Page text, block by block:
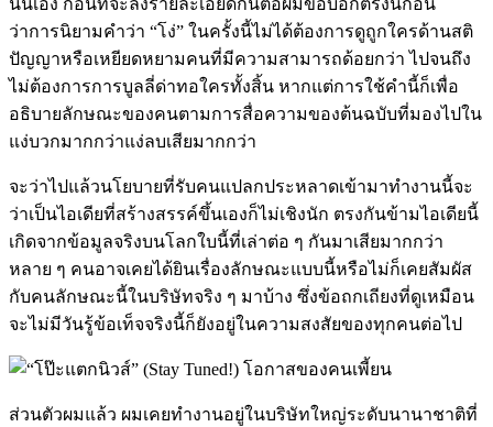
ว่าการนิยามคำว่า “โง่” ในครั้งนี้ไม่ได้ต้องการดูถูกใครด้านสติ
ปัญญาหรือเหยียดหยามคนที่มีความสามารถด้อยกว่า ไปจนถึง
ไม่ต้องการการบูลลี่ด่าทอใครทั้งสิ้น หากแต่การใช้คำนี้ก็เพื่อ
อธิบายลักษณะของคนตามการสื่อความของต้นฉบับที่มองไปใน
แง่บวกมากกว่าแง่ลบเสียมากกว่า
จะว่าไปแล้วนโยบายที่รับคนแปลกประหลาดเข้ามาทำงานนี้จะ
ว่าเป็นไอเดียที่สร้างสรรค์ขึ้นเองก็ไม่เชิงนัก ตรงกันข้ามไอเดียนี้
เกิดจากข้อมูลจริงบนโลกใบนี้ที่เล่าต่อ ๆ กันมาเสียมากกว่า
หลาย ๆ คนอาจเคยได้ยินเรื่องลักษณะแบบนี้หรือไม่ก็เคยสัมผัส
กับคนลักษณะนี้ในบริษัทจริง ๆ มาบ้าง ซึ่งข้อถกเถียงที่ดูเหมือน
จะไม่มีวันรู้ข้อเท็จจริงนี้ก็ยังอยู่ในความสงสัยของทุกคนต่อไป
ส่วนตัวผมแล้ว ผมเคยทำงานอยู่ในบริษัทใหญ่ระดับนานาชาติที่